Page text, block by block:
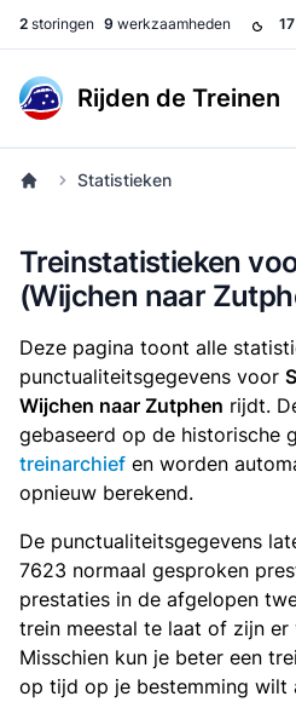
2 storingen 9 werkzaamheden 17
Rijden de Treinen
Statistieken
Treinstatistieken
(Wijchen naar
Deze pagina toont alle
punctualiteitsgegevens voor
Wijchen naar Zutphen rijdt.
gebaseerd op de historische
treinarchief en worden
opnieuw berekend.
De punctualiteitsgegevens
7623 normaal gesproken
prestaties in de afgelopen
trein meestal te laat of zijn er
Misschien kun je beter een
op tijd op je bestemming wilt